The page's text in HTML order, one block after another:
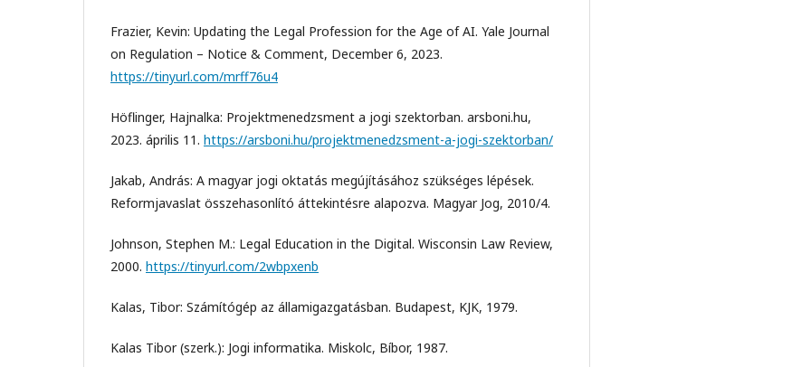
Frazier, Kevin: Updating the Legal Profession for the Age of AI. Yale Journal
on Regulation – Notice & Comment, December 6, 2023.
https://tinyurl.com/mrff76u4
Höflinger, Hajnalka: Projektmenedzsment a jogi szektorban. arsboni.hu,
2023. április 11. https://arsboni.hu/projektmenedzsment-a-jogi-szektorban/
Jakab, András: A magyar jogi oktatás megújításához szükséges lépések.
Reformjavaslat összehasonlító áttekintésre alapozva. Magyar Jog, 2010/4.
Johnson, Stephen M.: Legal Education in the Digital. Wisconsin Law Review,
2000. https://tinyurl.com/2wbpxenb
Kalas, Tibor: Számítógép az államigazgatásban. Budapest, KJK, 1979.
Kalas Tibor (szerk.): Jogi informatika. Miskolc, Bíbor, 1987.